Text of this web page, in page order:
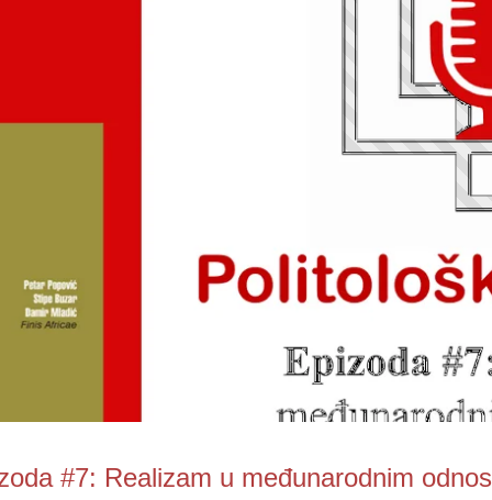
#7: Realizam u međunarodnim